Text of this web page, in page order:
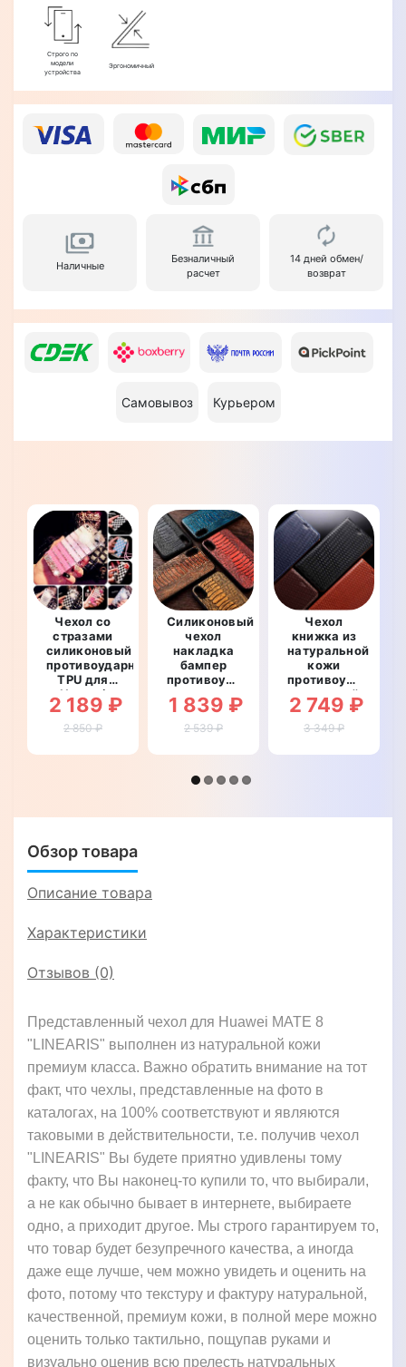
Строго по
модели
устройства
Эргономичный
Наличные
Безналичный
расчет
14 дней обмен/
возврат
Самовывоз Курьером
Чехол со
стразами
силиконовый
противоударный
TPU для
Huawei
MATE 8
"WALL
2 189 ₽
2 850 ₽
Силиконовый
чехол
накладка
бампер
противоударный
со
вставкой
из
кожи для
MATE 8
1 839 ₽
2 539 ₽
Чехол
книжка из
натуральной
кожи
противоударный
магнитный
для Huawei
MATE 8
2 749 ₽
3 349 ₽
Обзор товара
Описание товара
Характеристики
Отзывов (0)
Представленный чехол для Huawei MATE 8
"LINEARIS" выполнен из натуральной кожи
премиум класса. Важно обратить внимание на тот
факт, что чехлы, представленные на фото в
каталогах, на 100% соответствуют и являются
таковыми в действительности, т.е. получив чехол
"LINEARIS" Вы будете приятно удивлены тому
факту, что Вы наконец-то купили то, что выбирали,
а не как обычно бывает в интернете, выбираете
одно, а приходит другое. Мы строго гарантируем то,
что товар будет безупречного качества, а иногда
даже еще лучше, чем можно увидеть и оценить на
фото, потому что текстуру и фактуру натуральной,
качественной, премиум кожи, в полной мере можно
оценить только тактильно, пощупав руками и
визуально оценив всю прелесть натуральных